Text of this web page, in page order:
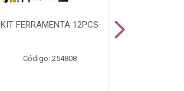
KIT FERRAMENTA 12PCS
Código: 254808